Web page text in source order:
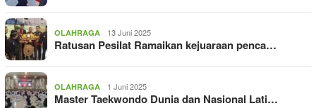
OLAHRAGA 13 Juni 2025
Ratusan Pesilat Ramaikan kejuaraan penca…
OLAHRAGA 1 Juni 2025
Master Taekwondo Dunia dan Nasional Lati…